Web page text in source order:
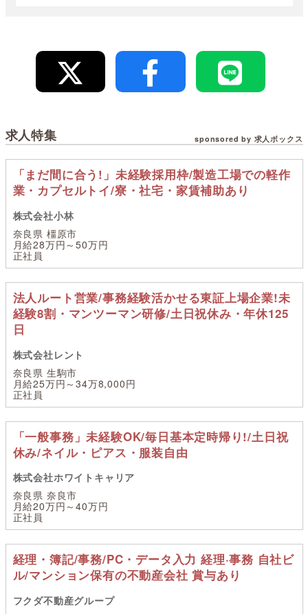
求人特集 sponsored by 求人ボックス
「まだ間に合う!」未経験採用枠/製造工場での軽作
業・カプセルトイ/寮・社宅・家賃補助あり
株式会社小林
奈良県 橿原市
月給28万円～50万円
正社員
法人ルート営業/事務経験活かせる東証上場企業!未
経験8割・マンツーマン研修/土日祝休み・年休125
日
株式会社レント
奈良県 生駒市
月給25万円～34万8,000円
正社員
「一般事務」未経験OK/毎日基本定時帰り!/土日祝
休み/ネイル・ピアス・服装自由
株式会社ホワイトキャリア
奈良県 奈良市
月給20万円～40万円
正社員
経理・簿記/事務/PC・データ入力 経理·事務 自社ビ
ル/マンション保有の不動産会社 賞与あり
フクダ不動産グループ